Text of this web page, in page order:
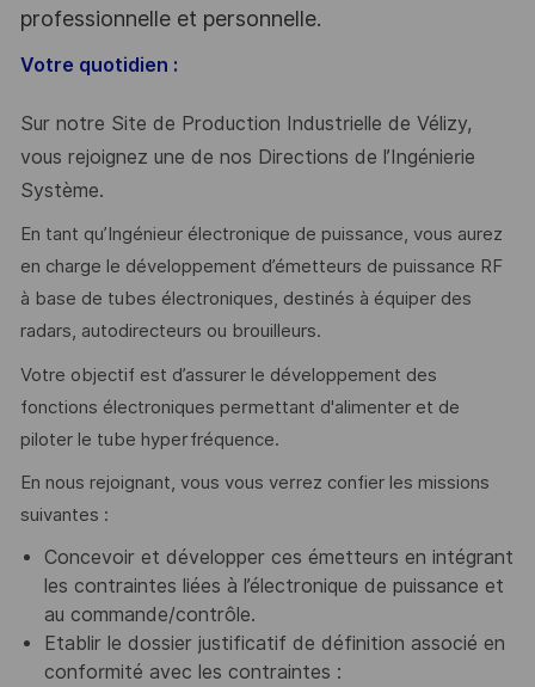
professionnelle et personnelle.
Votre quotidien :
Sur notre Site de Production Industrielle de Vélizy,
vous rejoignez une de nos Directions de l’Ingénierie
Système.
En tant qu’Ingénieur électronique de puissance, vous aurez
en charge le développement d’émetteurs de puissance RF
à base de tubes électroniques, destinés à équiper des
radars, autodirecteurs ou brouilleurs.
Votre objectif est d’assurer le développement des
fonctions électroniques permettant d'alimenter et de
piloter le tube hyperfréquence.
En nous rejoignant, vous vous verrez confier les missions
suivantes :
Concevoir et développer ces émetteurs en intégrant
les contraintes liées à l’électronique de puissance et
au commande/contrôle.
Etablir le dossier justificatif de définition associé en
conformité avec les contraintes :